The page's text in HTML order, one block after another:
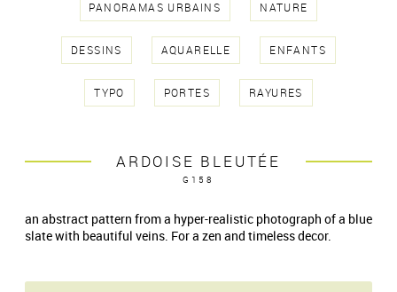
PANORAMAS URBAINS NATURE
DESSINS AQUARELLE ENFANTS
TYPO PORTES RAYURES
ARDOISE BLEUTÉE
G158
an abstract pattern from a hyper-realistic photograph of a blue
slate with beautiful veins. For a zen and timeless decor.